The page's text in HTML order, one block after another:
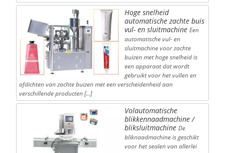
Hoge snelheid
automatische zachte buis
vul- en sluitmachine Een
automatische vul- en
sluitmachine voor zachte
buizen met hoge snelheid is
een apparaat dat wordt
gebruikt voor het vullen en
afdichten van zachte buizen met een verscheidenheid aan
verschillende producten […]
Volautomatische
blikkennaadmachine /
bliksluitmachine De
bliknaadmachine is geschikt
voor het sealen van allerlei